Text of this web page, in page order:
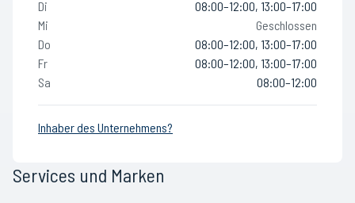
Di
08:00–12:00, 13:00–17:00
Mi
Geschlossen
Do
08:00–12:00, 13:00–17:00
Fr
08:00–12:00, 13:00–17:00
Sa
08:00–12:00
Inhaber des Unternehmens?
Services und Marken